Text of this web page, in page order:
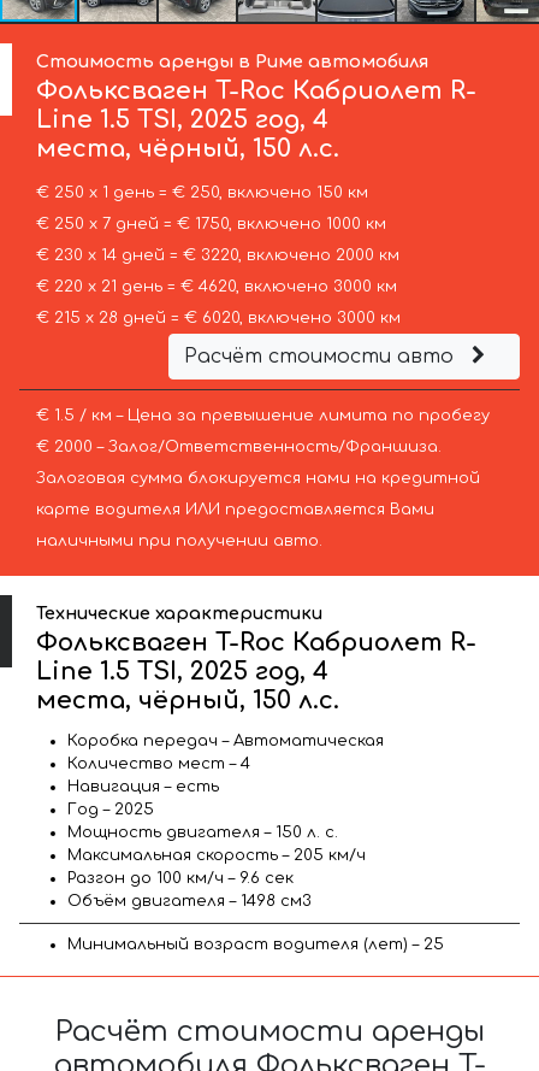
Стоимость аренды в Риме автомобиля
Фольксваген T-Roc Кабриолет R-
Line 1.5 TSI, 2025 год, 4
места, чёрный, 150 л.с.
€ 250 х 1 день = € 250, включено 150 км
€ 250 х 7 дней = € 1750, включено 1000 км
€ 230 х 14 дней = € 3220, включено 2000 км
€ 220 х 21 день = € 4620, включено 3000 км
€ 215 х 28 дней = € 6020, включено 3000 км
Расчёт стоимости авто
€ 1.5 / км – Цена за превышение лимита по пробегу
€ 2000 – Залог/Ответственность/Франшиза.
Залоговая сумма блокируется нами на кредитной
карте водителя ИЛИ предоставляется Вами
наличными при получении авто.
Технические характеристики
Фольксваген T-Roc Кабриолет R-
Line 1.5 TSI, 2025 год, 4
места, чёрный, 150 л.с.
Коробка передач – Автоматическая
Количество мест – 4
Навигация – есть
Год – 2025
Мощность двигателя – 150 л. с.
Максимальная скорость – 205 км/ч
Разгон до 100 км/ч – 9.6 сек
Объём двигателя – 1498 см3
Минимальный возраст водителя (лет) – 25
Расчёт стоимости аренды